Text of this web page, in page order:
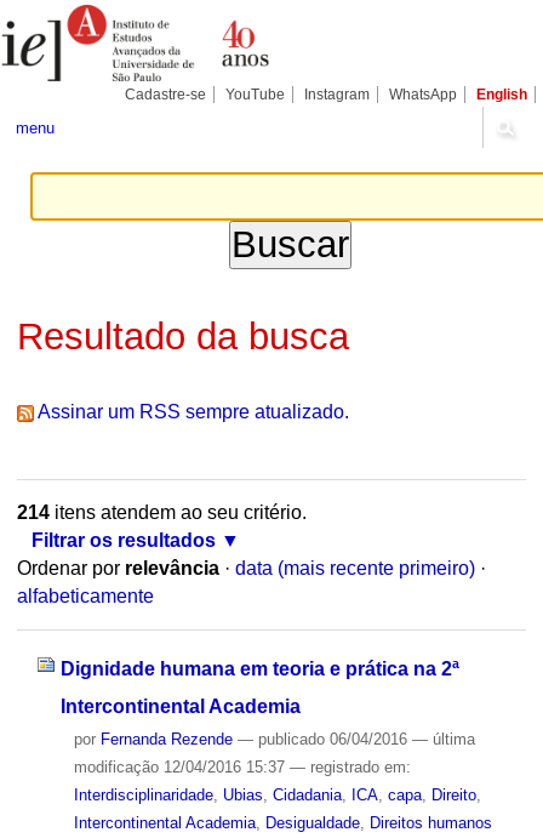
para
conteúdo.
Pessoais
Cadastre-se YouTube Instagram WhatsApp English
menu
Resultado da busca
Assinar um RSS sempre atualizado.
214itens atendem ao seu critério.
Filtrar os resultados
Ordenar por relevância · data (mais recente primeiro) ·
alfabeticamente
Dignidade humana em teoria e prática na 2ª
Intercontinental Academia
por Fernanda Rezende — publicado06/04/2016 — última
modificação12/04/2016 15:37 — registrado em:
Interdisciplinaridade, Ubias Cidadania, ICA, capa, Direito,
Intercontinental Academia, Desigualdade, Direitos humanos